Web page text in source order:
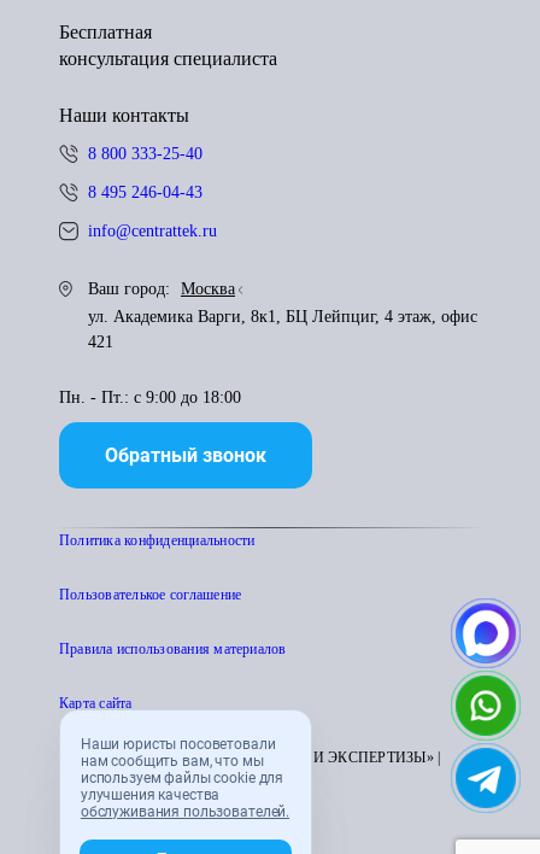
Наши юристы посоветовали
нам сообщить вам, что мы
используем файлы cookie для
улучшения качества
обслуживания пользователей.
Бесплатная
консультация специалиста
Наши контакты
8 800 333-25-40
8 495 246-04-43
info@centrattek.ru
Ваш город:
Москва
ул. Академика Варги, 8к1, БЦ Лейпциг, 4 этаж, офис
421
Пн. - Пт.: с 9:00 до 18:00
Обратный звонок
Политика конфиденциальности
Пользователькое соглашение
Правила использования материалов
Карта сайта
© 1995 - 2026 «ЦЕНТР АТТЕСТАЦИИ И ЭКСПЕРТИЗЫ» |
CENTRATTEK.RU